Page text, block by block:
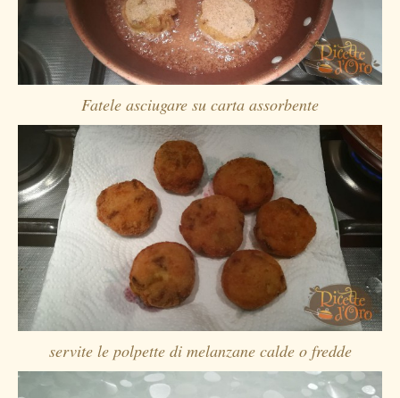
Fatele asciugare su carta assorbente
servite le polpette di melanzane calde o fredde